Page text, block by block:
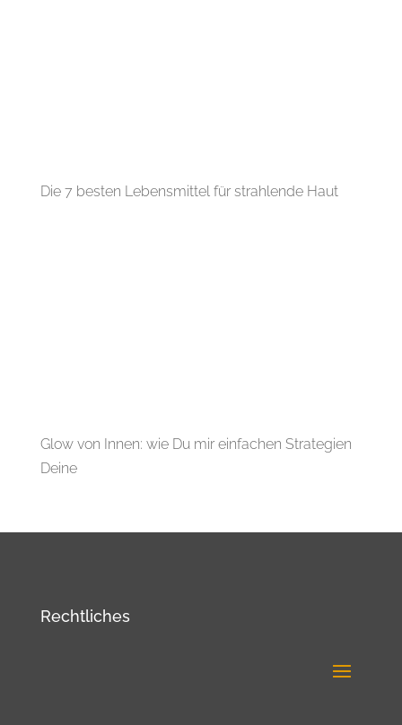
Die 7 besten Lebensmittel für strahlende Haut
Glow von Innen: wie Du mir einfachen Strategien
Deine
Rechtliches